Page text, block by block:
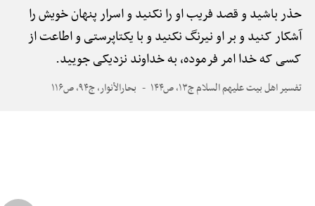
حذر باشید و قصد فریب او را نکنید و اسرار پنهان خویش را
آشکار کنید و بر او نیرنگ نکنید و با یکتاپرستی و اطاعت از
کسی که خدا امر فرموده، به خداوند نزدیکی جویید.
تفسیر اهل بیت علیهم السلام ج۱۳، ص۱۴۴ بحارالأنوار، ج۹۴، ص۱۱۶